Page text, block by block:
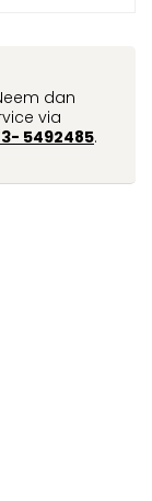
dan
via
5492485.